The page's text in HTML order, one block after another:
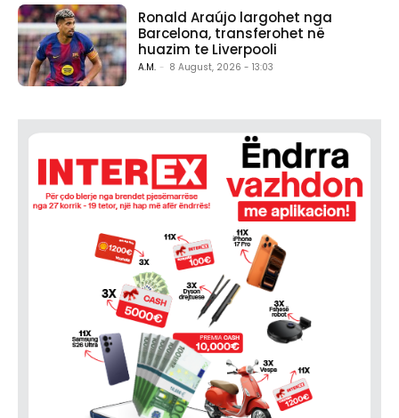
Ronald Araújo largohet nga
Barcelona, transferohet në
huazim te Liverpooli
A.M. - 8 August, 2026 - 13:03